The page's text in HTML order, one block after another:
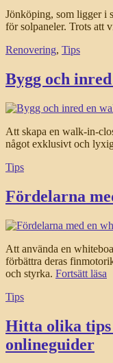
Jönköping, som ligger i
för solpaneler. Trots att
Renovering, Tips
Bygg och
Att skapa en walk-in-
något exklusivt och
Tips
Fördelarna
Att använda en
förbättra deras
och styrka. Fortsätt läsa
Tips
Hitta olika tips
onlineguider